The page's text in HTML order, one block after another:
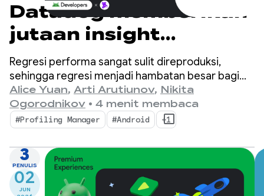
Datadog memberikan
jutaan insight
performa mendalam
dengan
ProfilingManager
Regresi performa sangat sulit direproduksi,
sehingga regresi menjadi hambatan besar bagi
developer seluler.
Alice Yuan, Arti Arutiunov, Nikita
Ogorodnikov • 4 menit membaca
#Profiling Manager #Android +1
3
PENULIS
02
JUN